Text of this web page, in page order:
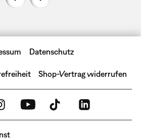
Datenschutz
Shop-Vertrag widerrufen